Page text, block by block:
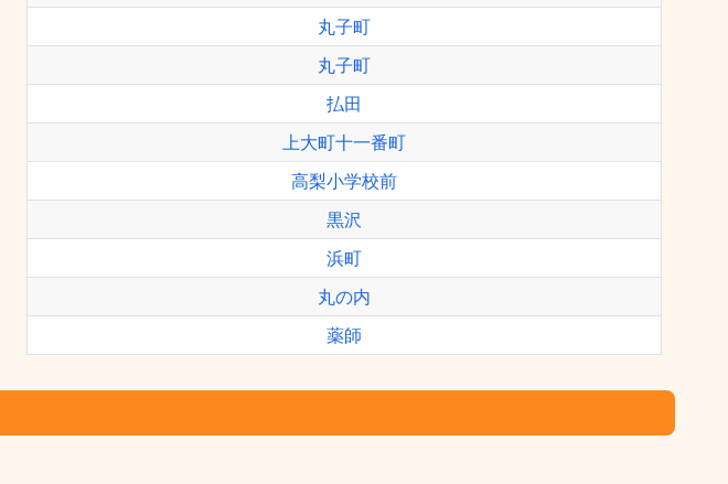
丸子町
丸子町
払田
上大町十一番町
高梨小学校前
黒沢
浜町
丸の内
薬師